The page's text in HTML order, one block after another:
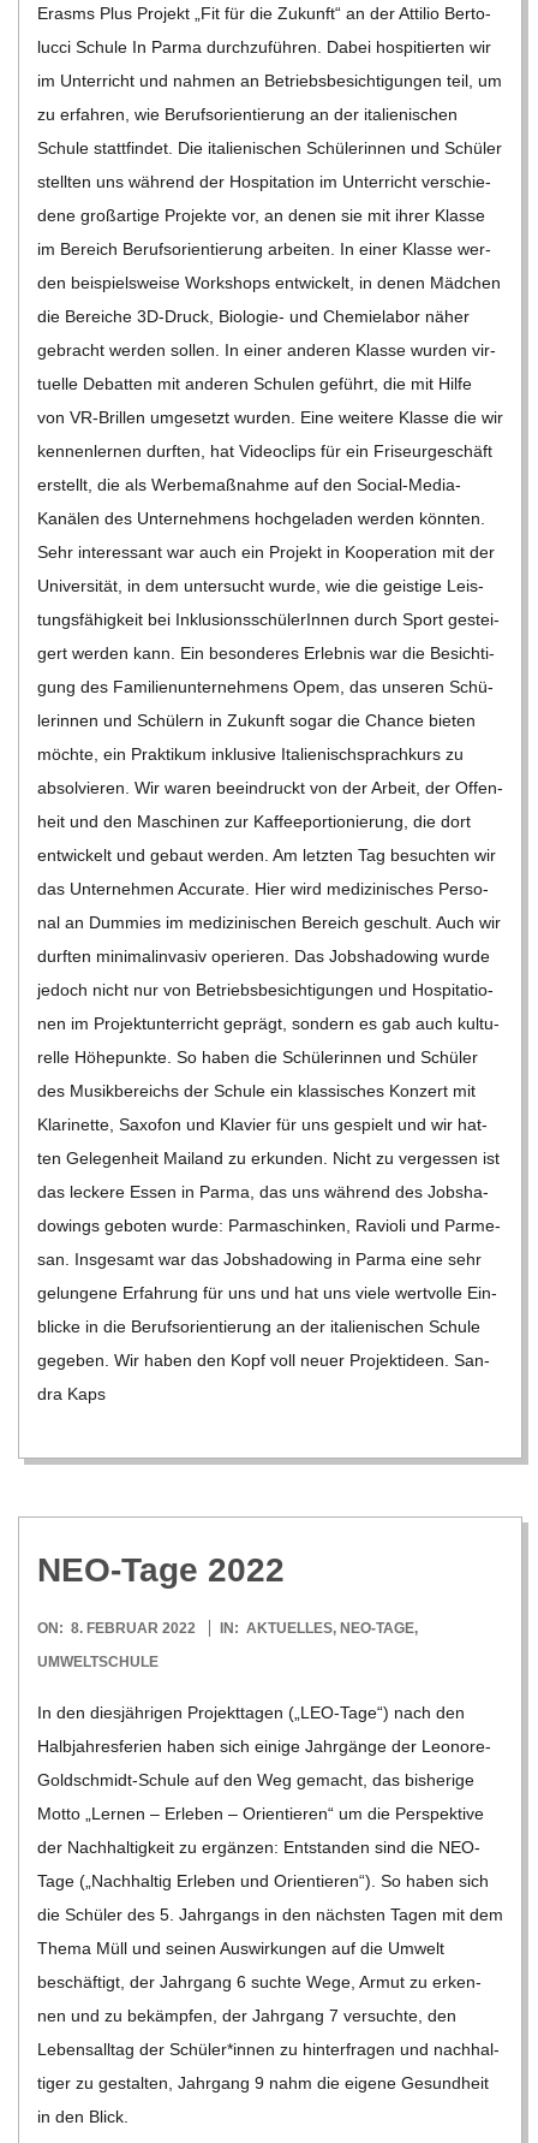
Erasms Plus Pro­jekt „Fit für die Zukunft“ an der Atti­lio Ber­to­
lucci Schule In Parma durch­zu­füh­ren. Dabei hos­pi­tier­ten wir
im Unter­richt und nah­men an Betriebs­be­sich­ti­gun­gen teil, um
zu erfah­ren, wie Berufs­ori­en­tie­rung an der ita­lie­ni­schen
Schule statt­fin­det. Die ita­lie­ni­schen Schü­le­rin­nen und Schü­ler
stell­ten uns wäh­rend der Hos­pi­ta­tion im Unter­richt ver­schie­
dene groß­ar­tige Pro­jekte vor, an denen sie mit ihrer Klasse
im Bereich Berufs­ori­en­tie­rung arbei­ten. In einer Klasse wer­
den bei­spiels­weise Work­shops ent­wi­ckelt, in denen Mäd­chen
die Berei­che 3D-Druck, Bio­­­lo­­gie- und Che­mie­la­bor näher
gebracht wer­den sol­len. In einer ande­ren Klasse wur­den vir­
tu­elle Debat­ten mit ande­ren Schu­len geführt, die mit Hilfe
von VR-Bril­­len umge­setzt wur­den. Eine wei­tere Klasse die wir
ken­nen­ler­nen durf­ten, hat Video­clips für ein Fri­seur­ge­schäft
erstellt, die als Wer­be­maß­nahme auf den Social-Media-
Kanä­­len des Unter­neh­mens hoch­ge­la­den wer­den könn­ten.
Sehr inter­es­sant war auch ein Pro­jekt in Koope­ra­tion mit der
Uni­ver­si­tät, in dem unter­sucht wurde, wie die geis­tige Leis­
tungs­fä­hig­keit bei Inklu­si­ons­schü­le­rIn­nen durch Sport gestei­
gert wer­den kann. Ein beson­de­res Erleb­nis war die Besich­ti­
gung des Fami­li­en­un­ter­neh­mens Opem, das unse­ren Schü­
le­rin­nen und Schü­lern in Zukunft sogar die Chance bie­ten
möchte, ein Prak­ti­kum inklu­sive Ita­lie­nisch­sprach­kurs zu
absol­vie­ren. Wir waren beein­druckt von der Arbeit, der Offen­
heit und den Maschi­nen zur Kaf­fee­por­tio­nie­rung, die dort
ent­wi­ckelt und gebaut wer­den. Am letz­ten Tag besuch­ten wir
das Unter­neh­men Accu­rate. Hier wird medi­zi­ni­sches Per­so­
nal an Dum­mies im medi­zi­ni­schen Bereich geschult. Auch wir
durf­ten mini­mal­in­va­siv ope­rie­ren. Das Job­sha­dowing wurde
jedoch nicht nur von Betriebs­be­sich­ti­gun­gen und Hos­pi­ta­tio­
nen im Pro­jekt­un­ter­richt geprägt, son­dern es gab auch kul­tu­
relle Höhe­punkte. So haben die Schü­le­rin­nen und Schü­ler
des Musik­be­reichs der Schule ein klas­si­sches Kon­zert mit
Kla­ri­nette, Saxo­fon und Kla­vier für uns gespielt und wir hat­
ten Gele­gen­heit Mai­land zu erkun­den. Nicht zu ver­ges­sen ist
das leckere Essen in Parma, das uns wäh­rend des Job­sha­
dowings gebo­ten wurde: Par­ma­schin­ken, Ravioli und Par­me­
san. Ins­ge­samt war das Job­sha­dowing in Parma eine sehr
gelun­gene Erfah­rung für uns und hat uns viele wert­volle Ein­
bli­cke in die Berufs­ori­en­tie­rung an der ita­lie­ni­schen Schule
gege­ben. Wir haben den Kopf voll neuer Pro­jekt­ideen. San­
dra Kaps
NEO-Tage 2022
2022-
02-
ON: 8. FEBRUAR 2022 IN: AKTUELLES, NEO-TAGE,
UMWELTSCHULE
In den dies­jäh­ri­gen Pro­jekt­ta­gen („LEO-Tage“) nach den
Halb­jah­res­fe­rien haben sich einige Jahr­gänge der Leo­­nore-
Gol­d­­schmidt-Schule auf den Weg gemacht, das bis­he­rige
Motto „Ler­nen – Erle­ben – Ori­en­tie­ren“ um die Per­spek­tive
der Nach­hal­tig­keit zu ergän­zen: Ent­stan­den sind die NEO-
Tage („Nach­hal­tig Erle­ben und Ori­en­tie­ren“). So haben sich
die Schü­ler des 5. Jahr­gangs in den nächs­ten Tagen mit dem
Thema Müll und sei­nen Aus­wir­kun­gen auf die Umwelt
beschäf­tigt, der Jahr­gang 6 suchte Wege, Armut zu erken­
nen und zu bekämp­fen, der Jahr­gang 7 ver­suchte, den
Lebens­all­tag der Schüler*innen zu hin­ter­fra­gen und nach­hal­
ti­ger zu gestal­ten, Jahr­gang 9 nahm die eigene Gesund­heit
in den Blick.